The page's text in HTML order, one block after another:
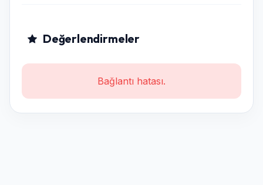
Değerlendirmeler
Bağlantı hatası.